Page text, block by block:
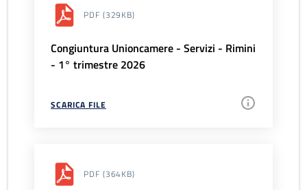
PDF (329KB)
Congiuntura Unioncamere - Servizi - Rimini
- 1° trimestre 2026
SCARICA FILE
PDF (364KB)